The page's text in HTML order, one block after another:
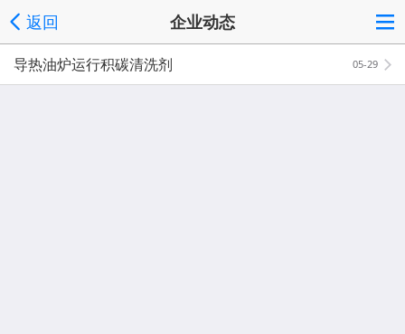
返回 企业动态
05-29
导热油炉运行积碳清洗剂